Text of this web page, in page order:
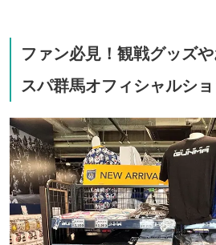
ファン必見！観戦グッズ
スパ群馬オフィシャルシ